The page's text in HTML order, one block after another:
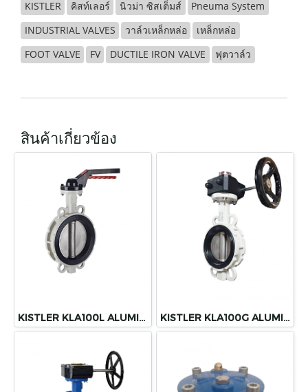
KISTLER คิสท์เลอร์ นิวม่า ซิสเต็มส์
Pneuma System
INDUSTRIAL VALVES
วาล์วเหล็กหล่อ
เหล็กหล่อ
FOOT VALVE
FV DUCTILE IRON VALVE ฟุตวาล์ว
สินค้าเกี่ยวข้อง
KISTLER KLA100L ALUMINUM WAFER BUTTERFLY VALVE KISTLER KLA100G ALUMINUM WAFER BUTTERFLY VALVE